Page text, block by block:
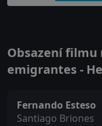
Obsazení filmu
emigrantes -
Fernando Esteso
Santiago Briones